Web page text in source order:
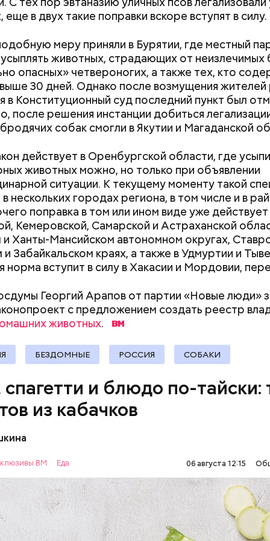
еще в двух такие поправки вскоре вступят в силу.
меру приняли в Бурятии, где местный
животных, страдающих от неизлечимых
опасных» четвероногих, а также тех, кто
30 дней. Однако после возмущения жителей
в Конституционный суд последний пункт был
после решения инстанции добиться
собак смогли в Якутии и Магаданской
действует в Оренбургской области, где
животных можно, но только при объявлении
ситуации. К текущему моменту такой
нескольких городах региона, в том числе и в
поправка в том или ином виде уже действует
Кемеровской, Самарской и Астраханской
и Ханты-Мансийском автономном округах,
Забайкальском краях, а также в Удмуртии и
норма вступит в силу в Хакасии и Мордовии,
Георгий Арапов от партии «Новые люди»
с предложением создать реестр
животных.
БЕЗДОМНЫЕ РОССИЯ СОБАКИ
спагетти и блюдо по-тайски:
из кабачков
ВМ Еда 06 августа 12:15
масло;
ОВОЩИ РЕЦЕПТЫ
Как поменять батареи дома и
не получить штраф
Как получить до
рублей от
трудной
претендовать и